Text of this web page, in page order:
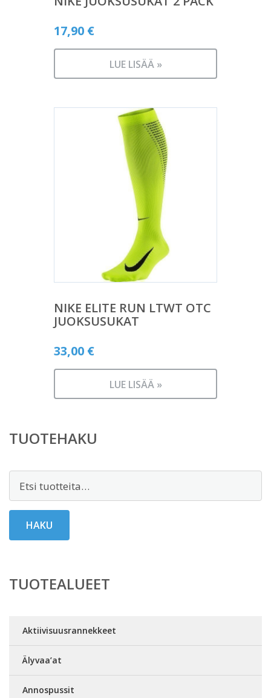
17,90 €
LUE LISÄÄ »
NIKE ELITE RUN LTWT OTC
JUOKSUSUKAT
33,00 €
LUE LISÄÄ »
TUOTEHAKU
Etsi:
HAKU
TUOTEALUEET
Aktiivisuusrannekkeet
Älyvaa’at
Annospussit